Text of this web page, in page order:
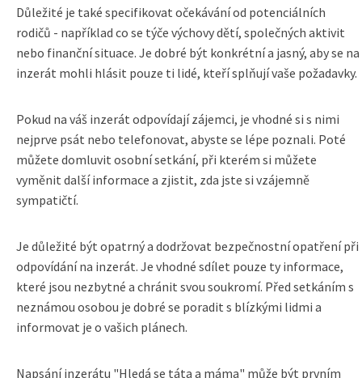
Důležité je také specifikovat očekávání od potenciálních
rodičů - například co se týče výchovy dětí, společných aktivit
nebo finanční situace. Je dobré být konkrétní a jasný, aby se na
inzerát mohli hlásit pouze ti lidé, kteří splňují vaše požadavky.
Pokud na váš inzerát odpovídají zájemci, je vhodné si s nimi
nejprve psát nebo telefonovat, abyste se lépe poznali. Poté
můžete domluvit osobní setkání, při kterém si můžete
vyměnit další informace a zjistit, zda jste si vzájemně
sympatičtí.
Je důležité být opatrný a dodržovat bezpečnostní opatření při
odpovídání na inzerát. Je vhodné sdílet pouze ty informace,
které jsou nezbytné a chránit svou soukromí. Před setkáním s
neznámou osobou je dobré se poradit s blízkými lidmi a
informovat je o vašich plánech.
Napsání inzerátu "Hledá se táta a máma" může být prvním